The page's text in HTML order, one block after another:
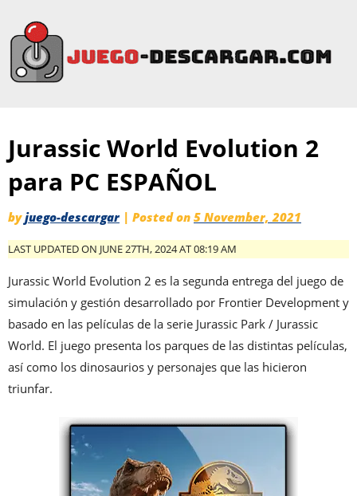
Jurassic World Evolution 2
para PC ESPAÑOL
byjuego-descargar | Posted on 5 November, 2021
LAST UPDATED ON JUNE 27TH, 2024 AT 08:19 AM
Jurassic World Evolution 2 es la segunda entrega del juego de
simulación y gestión desarrollado por Frontier Development y
basado en las películas de la serie Jurassic Park / Jurassic
World. El juego presenta los parques de las distintas películas,
así como los dinosaurios y personajes que las hicieron
triunfar.